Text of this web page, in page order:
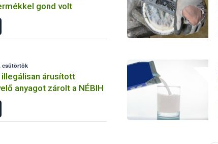
gond volt
csütörtök
árusított
anyagot zárolt a NÉBIH